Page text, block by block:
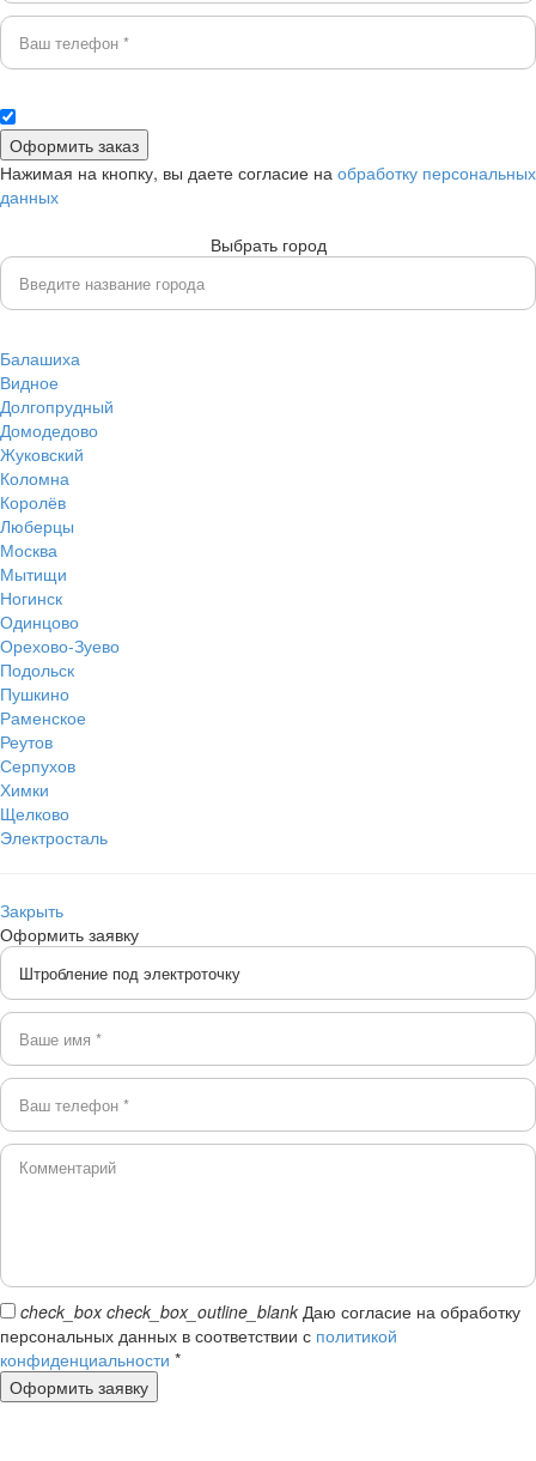
Нажимая на кнопку, вы даете согласие на обработку персональных
данных
Выбрать город
Балашиха
Видное
Долгопрудный
Домодедово
Жуковский
Коломна
Королёв
Люберцы
Москва
Мытищи
Ногинск
Одинцово
Орехово-Зуево
Подольск
Пушкино
Раменское
Реутов
Серпухов
Химки
Щелково
Электросталь
Закрыть
Оформить заявку
check_box check_box_outline_blank Даю согласие на обработку
персональных данных в соответствии с политикой
конфиденциальности *